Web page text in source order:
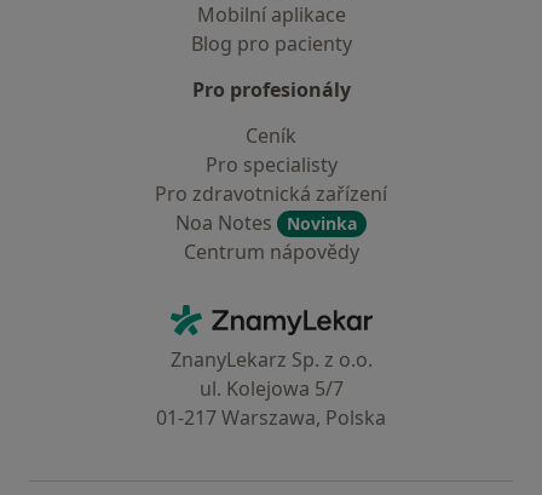
Mobilní aplikace
Blog pro pacienty
Pro profesionály
Ceník
Pro specialisty
Pro zdravotnická zařízení
Noa Notes
Novinka
Centrum nápovědy
ZnamyLekar - Hlavní stránka
ZnanyLekarz Sp. z o.o.
ul. Kolejowa 5/7
01-217 Warszawa, Polska